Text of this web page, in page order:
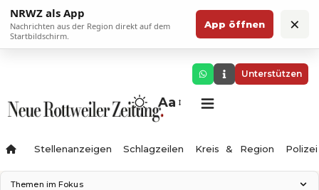
NRWZ als App
Nachrichten aus der Region direkt auf dem
Startbildschirm.
App öffnen ×
Unterstützen
Aa
Stellenanzeigen Schlagzeilen Kreis & Region Polizei
Themen im Fokus